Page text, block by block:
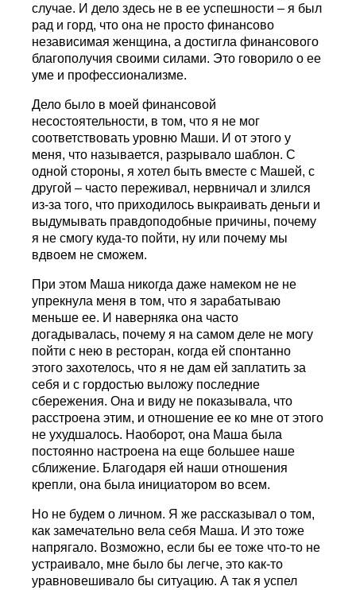
случае. И дело здесь не в ее успешности – я был
рад и горд, что она не просто финансово
независимая женщина, а достигла финансового
благополучия своими силами. Это говорило о ее
уме и профессионализме.
Дело было в моей финансовой
несостоятельности, в том, что я не мог
соответствовать уровню Маши. И от этого у
меня, что называется, разрывало шаблон. С
одной стороны, я хотел быть вместе с Машей, с
другой – часто переживал, нервничал и злился
из-за того, что приходилось выкраивать деньги и
выдумывать правдоподобные причины, почему
я не смогу куда-то пойти, ну или почему мы
вдвоем не сможем.
При этом Маша никогда даже намеком не не
упрекнула меня в том, что я зарабатываю
меньше ее. И наверняка она часто
догадывалась, почему я на самом деле не могу
пойти с нею в ресторан, когда ей спонтанно
этого захотелось, что я не дам ей заплатить за
себя и с гордостью выложу последние
сбережения. Она и виду не показывала, что
расстроена этим, и отношение ее ко мне от этого
не ухудшалось. Наоборот, она Маша была
постоянно настроена на еще большее наше
сближение. Благодаря ей наши отношения
крепли, она была инициатором во всем.
Но не будем о личном. Я же рассказывал о том,
как замечательно вела себя Маша. И это тоже
напрягало. Возможно, если бы ее тоже что-то не
устраивало, мне было бы легче, это как-то
уравновешивало бы ситуацию. А так я успел